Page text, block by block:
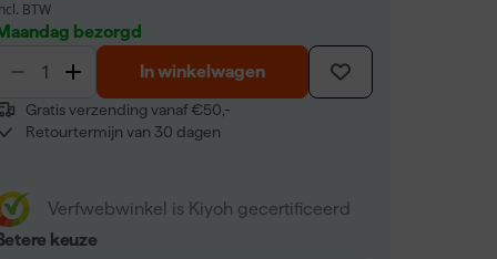
BTW
bezorgd
In winkelwagen
Gratis verzending vanaf €50,-
Retourtermijn van 30 dagen
Verfwebwinkel is Kiyoh gecertificeerd
keuze